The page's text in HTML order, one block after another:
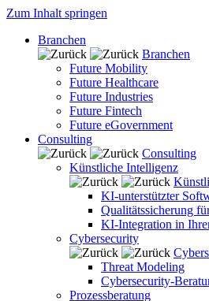
Zum Inhalt springen
Branchen
Branchen
Future Mobility
Future Healthcare
Future Industries
Future Fintech
Future eGovernment
Consulting
Consulting
Künstliche Intelligenz
KI-unterstützter
Qualitätssicherung
KI-Integration in
Cybersecurity
Threat Modeling
Cybersecurity-
Prozessberatung